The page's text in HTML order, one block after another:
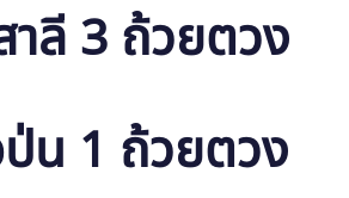
ลี 3 ถ้วยตวง
น 1 ถ้วยตวง